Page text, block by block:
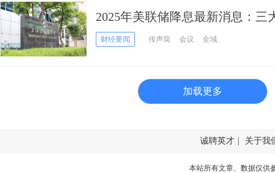
2025年美联储降息最新消息：三
筒”表示美联储本周还没准备好
财经要闻 传声筒 会议 全域
加载更多
诚聘英才 关于我
本站所有文章、数据仅供